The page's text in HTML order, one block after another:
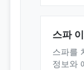
스파
스파를
정보와